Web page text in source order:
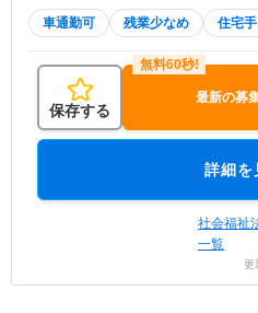
車通勤可 残業少なめ 住宅
保存する
最新の募
詳細を
社会福祉
一覧
更